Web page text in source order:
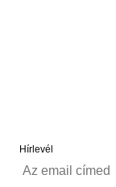
Hírlevél